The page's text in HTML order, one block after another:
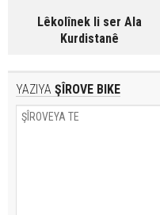
Lêkolînek li ser Ala
Kurdistanê
YAZIYA ŞÎROVE BIKE